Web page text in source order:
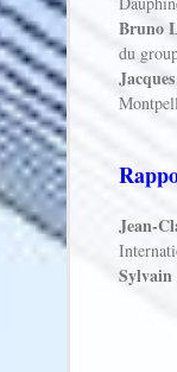
Bruno
du
Jean-